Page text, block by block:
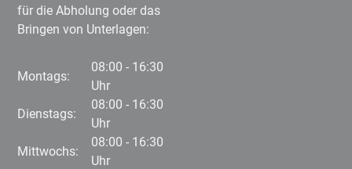
für die Abholung oder das
Bringen von Unterlagen:
Montags:
08:00 - 16:30
Uhr
Dienstags:
08:00 - 16:30
Uhr
Mittwochs:
08:00 - 16:30
Uhr